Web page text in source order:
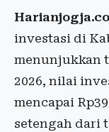
investasi di
menunjukkan
2026, nilai
mencapai
setengah dari